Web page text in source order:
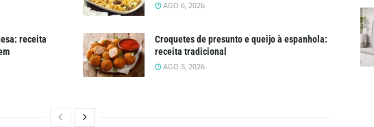
AGO 6, 2026
receita
Croquetes de presunto e queijo à espanhola:
receita tradicional
AGO 5, 2026